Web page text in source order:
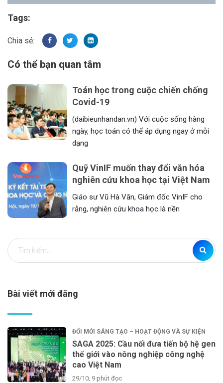
Tags:
Có thể bạn quan tâm
Toán học trong cuộc chiến chống
Covid-19
(daibieunhandan.vn) Với cuộc sống hàng
ngày, học toán có thể áp dụng ngay ở mỗi
dạng
Quỹ VinIF muốn thay đổi văn hóa
nghiên cứu khoa học tại Việt Nam
Giáo sư Vũ Hà Văn, Giám đốc VinIF cho
rằng, nghiên cứu khoa học là nền
Bài viết mới đăng
ĐỔI MỚI SÁNG TẠO – HOẠT ĐỘNG VÀ SỰ KIỆN
SAGA 2025: Cầu nối đưa tiến bộ hệ gen
thế giới vào nông nghiệp công nghệ
cao Việt Nam
29/10, 9 phút đọc